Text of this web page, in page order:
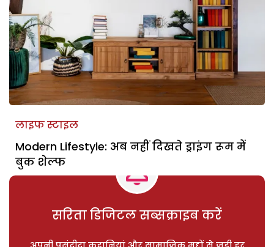
लाइफ स्टाइल
Modern Lifestyle: अब नहीं दिखते ड्राइंग रूम में
बुक शेल्फ
सरिता डिजिटल सब्सक्राइब करें